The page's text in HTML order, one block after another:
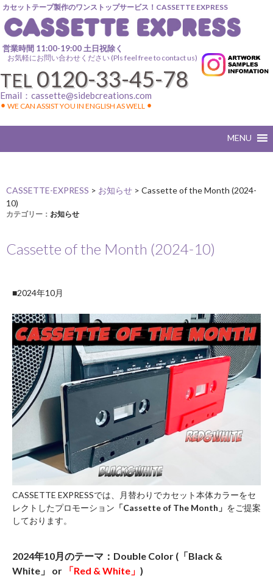
カセットテープ製作のワンストップサービス！CASSETTE EXPRESS
営業時間 11:00-19:00 土日祝除く
お気軽にお問い合わせください (Pls feel free to contact us)
TEL 0120-33-45-78
Email： cassette@sidebcreations.com
⚫︎ WE CAN ASSIST YOU IN ENGLISH AS WELL ⚫︎
CASSETTE-EXPRESS > お知らせ > Cassette of the Month (2024-
10)
カテゴリー： お知らせ
Cassette of the Month (2024-10)
■2024年10月
CASSETTE EXPRESSでは、月替わりでカセット本体カラーをセ
レクトしたプロモーション 「Cassette of The Month」 をご提案
しております。
2024年10月のテーマ： Double Color (「Black &
White」 or 「Red & White」 )